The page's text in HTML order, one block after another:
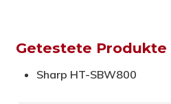
Getestete Produkte
Sharp HT-SBW800